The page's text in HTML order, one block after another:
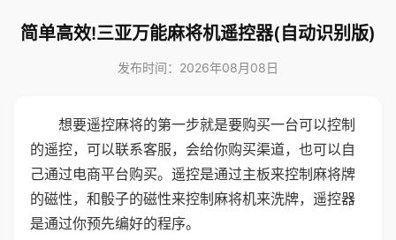
简单高效!三亚万能麻将机遥控器(自动识别版)
发布时间：2026年08月08日
想要遥控麻将的第一步就是要购买一台可以控制
的遥控，可以联系客服，会给你购买渠道，也可以自
己通过电商平台购买。遥控是通过主板来控制麻将牌
的磁性，和骰子的磁性来控制麻将机来洗牌，遥控器
是通过你预先编好的程序。